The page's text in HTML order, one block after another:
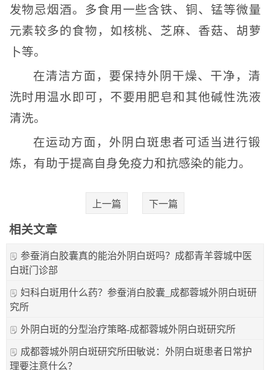
发物忌烟酒。多食用一些含铁、铜、锰等微量
元素较多的食物，如核桃、芝麻、香菇、胡萝
卜等。
在清洁方面，要保持外阴干燥、干净，清
洗时用温水即可，不要用肥皂和其他碱性洗液
清洗。
在运动方面，外阴白斑患者可适当进行锻
炼，有助于提高自身免疫力和抗感染的能力。
上一篇 下一篇
相关文章
参蚕消白胶囊真的能治外阴白斑吗？成都青羊蓉城中医
白斑门诊部
妇科白斑用什么药？参蚕消白胶囊_成都蓉城外阴白斑研
究所
外阴白斑的分型治疗策略-成都蓉城外阴白斑研究所
成都蓉城外阴白斑研究所田敏说：外阴白斑患者日常护
理要注意什么？